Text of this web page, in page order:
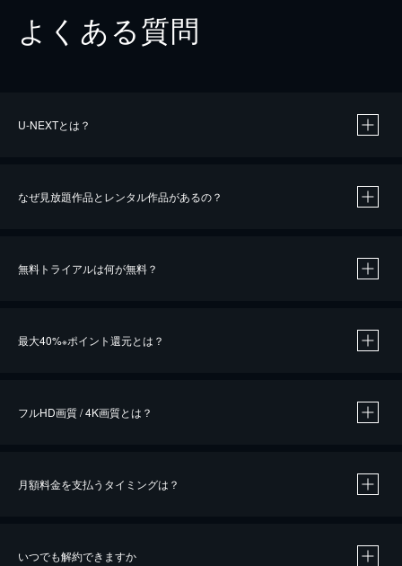
よくある質問
U-NEXTとは？
なぜ見放題作品とレンタル作品があるの？
無料トライアルは何が無料？
最大40%※ポイント還元とは？
※40％ポイント還元の対象は、クレジットカード決済による作品の購入 / レンタルです。
iOSアプリのUコイン決済による作品の購入 / レンタルは、20％のポイント還元です。
フルHD画質 / 4K画質とは？
月額料金を支払うタイミングは？
いつでも解約できますか